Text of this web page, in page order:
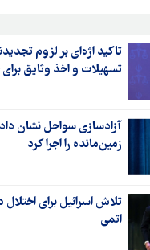
تاکید اژه‌ای بر لزوم
تسهیلات و اخذ وثایق
آزادسازی سواحل نشان
زمین‌مانده را اجرا کرد
تلاش اسرائیل برای
اتمی